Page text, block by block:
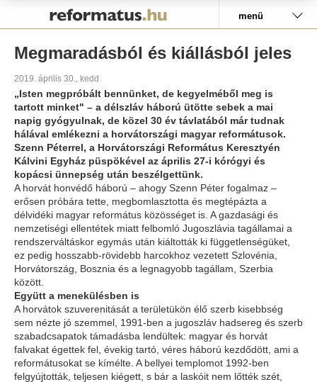
menü
Megmaradásból és kiállásból jeles
2019. április 30., kedd
„Isten megpróbált bennünket, de kegyelméből meg is
tartott minket" – a délszláv háború ütötte sebek a mai
napig gyógyulnak, de közel 30 év távlatából már tudnak
hálával emlékezni a horvátországi magyar reformátusok.
Szenn Péterrel, a Horvátországi Református Keresztyén
Kálvini Egyház püspökével az április 27-i kórógyi és
kopácsi ünnepség után beszélgettünk.
A horvát honvédő háború – ahogy Szenn Péter fogalmaz –
erősen próbára tette, megbomlasztotta és megtépázta a
délvidéki magyar református közösséget is. A gazdasági és
nemzetiségi ellentétek miatt felbomló Jugoszlávia tagállamai a
rendszerváltáskor egymás után kiáltották ki függetlenségüket,
ez pedig hosszabb-rövidebb harcokhoz vezetett Szlovénia,
Horvátország, Bosznia és a legnagyobb tagállam, Szerbia
között.
Együtt a menekülésben is
A horvátok szuverenitását a területükön élő szerb kisebbség
sem nézte jó szemmel, 1991-ben a jugoszláv hadsereg és szerb
szabadcsapatok támadásba lendültek: magyar és horvát
falvakat égettek fel, évekig tartó, véres háború kezdődött, ami a
reformátusokat se kímélte. A bellyei templomot 1992-ben
felgyújtották, teljesen kiégett, s bár a laskóit nem lőtték szét,